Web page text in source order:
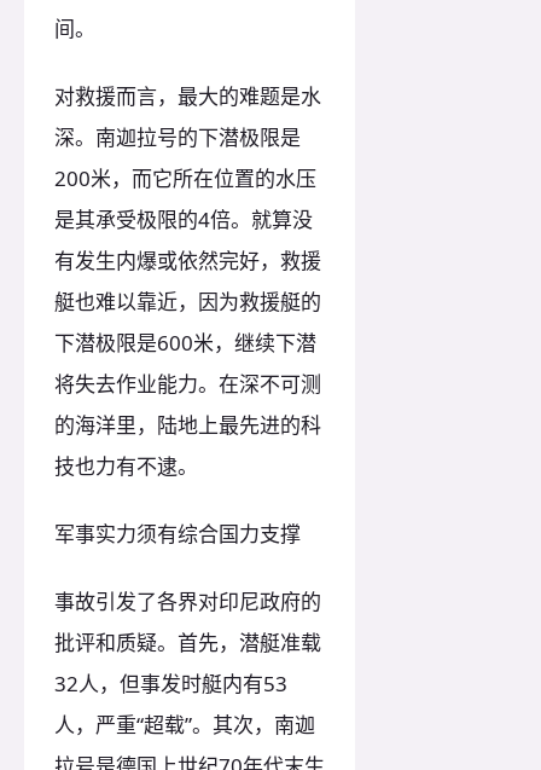
间。
对救援而言，最大的难题是水
深。南迦拉号的下潜极限是
200米，而它所在位置的水压
是其承受极限的4倍。就算没
有发生内爆或依然完好，救援
艇也难以靠近，因为救援艇的
下潜极限是600米，继续下潜
将失去作业能力。在深不可测
的海洋里，陆地上最先进的科
技也力有不逮。
军事实力须有综合国力支撑
事故引发了各界对印尼政府的
批评和质疑。首先，潜艇准载
32人，但事发时艇内有53
人，严重“超载”。其次，南迦